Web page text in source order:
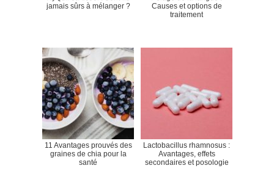
jamais sûrs à mélanger ?
Causes et options de
traitement
11 Avantages prouvés des
graines de chia pour la
santé
Lactobacillus rhamnosus :
Avantages, effets
secondaires et posologie